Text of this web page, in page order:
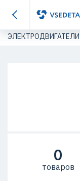
ЭЛЕКТРОДВИГАТЕЛИ
0
товаров